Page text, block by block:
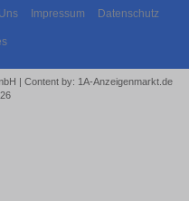
Impressum Datenschutz
| Content by: 1A-Anzeigenmarkt.de